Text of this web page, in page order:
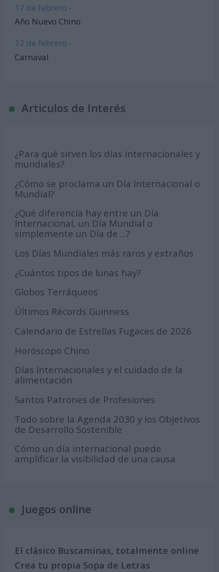
17 de febrero -
Año Nuevo Chino
12 de febrero -
Carnaval
Articulos de Interés
¿Para qué sirven los días internacionales y
mundiales?
¿Cómo se proclama un Día Internacional o
Mundial?
¿Qué diferencia hay entre un Día
Internacional, un Día Mundial o
simplemente un Día de ...?
Los Días Mundiales más raros y extraños
¿Cuántos tipos de lunas hay?
Globos Terráqueos
Últimos Récords Guinness
Calendario de Estrellas Fugaces de 2026
Horóscopo Chino
Días Internacionales y el cuidado de la
alimentación
Santos Patrones de Profesiones
Todo sobre la Agenda 2030 y los Objetivos
de Desarrollo Sostenible
Cómo un día internacional puede
amplificar la visibilidad de una causa
Juegos online
El clásico Buscaminas, totalmente online
Crea tu propia Sopa de Letras